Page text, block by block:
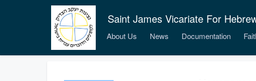
Saint James Vicariate For
About Us News Documentation